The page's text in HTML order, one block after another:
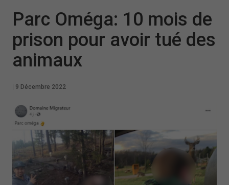
Parc Oméga: 10 mois de
prison pour avoir tué des
animaux
9 Décembre 2022